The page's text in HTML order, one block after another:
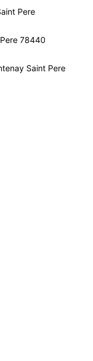
Pere
78440
Saint Pere